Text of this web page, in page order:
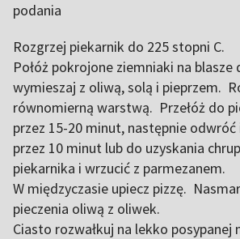
podania
Rozgrzej piekarnik do 225 stopni C.
Połóż pokrojone ziemniaki na blasze
wymieszaj z oliwą, solą i pieprzem.
równomierną warstwą. Przełóż do
przez 15-20 minut, następnie odwróć
przez 10 minut lub do uzyskania
piekarnika i wrzucić z parmezanem.
W międzyczasie upiecz pizzę.
pieczenia oliwą z oliwek.
Ciasto rozwałkuj na lekko posypanej